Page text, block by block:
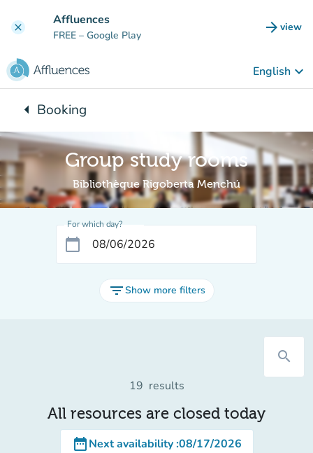
clear Affluences
FREE – Google Play arrow_forward view
(new
English keyboard_arrow_down
arrow_leftBack to:
Booking
Group study rooms
Bibliothèque Rigoberta Menchú
For which day?
calendar_today
filter_listShow more filters
search
19 results
All resources are closed today
date_rangeNext availability:08/17/2026